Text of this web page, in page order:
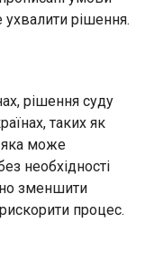
рішення.
рішення суду
таких як
яка може
необхідності
зменшити
процес.